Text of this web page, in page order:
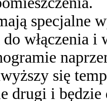
specjalne
włączenia i
się
drugi i